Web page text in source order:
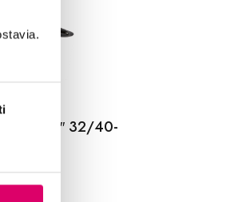
28″ 32/40-